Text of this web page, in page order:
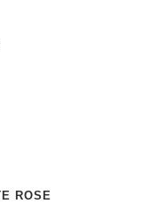
ROSE